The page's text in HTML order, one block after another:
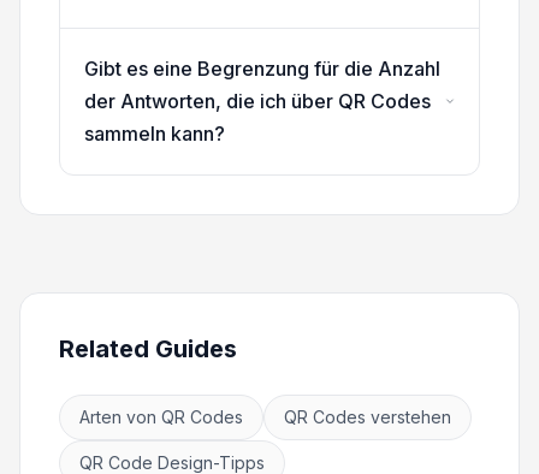
Gibt es eine Begrenzung für die Anzahl
der Antworten, die ich über QR Codes
sammeln kann?
Related Guides
Arten von QR Codes QR Codes verstehen
QR Code Design-Tipps